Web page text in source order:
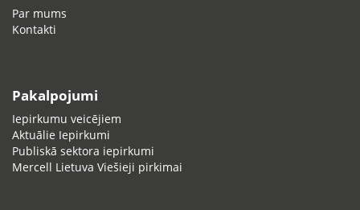
Par mums
Kontakti
Pakalpojumi
Iepirkumu veicējiem
Aktuālie Iepirkumi
Publiskā sektora iepirkumi
Mercell Lietuva Viešieji pirkimai